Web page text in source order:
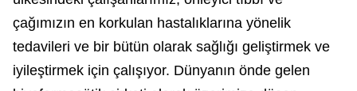
çağımızın en korkulan hastalıklarına yönelik
tedavileri ve bir bütün olarak sağlığı geliştirmek ve
iyileştirmek için çalışıyor. Dünyanın önde gelen